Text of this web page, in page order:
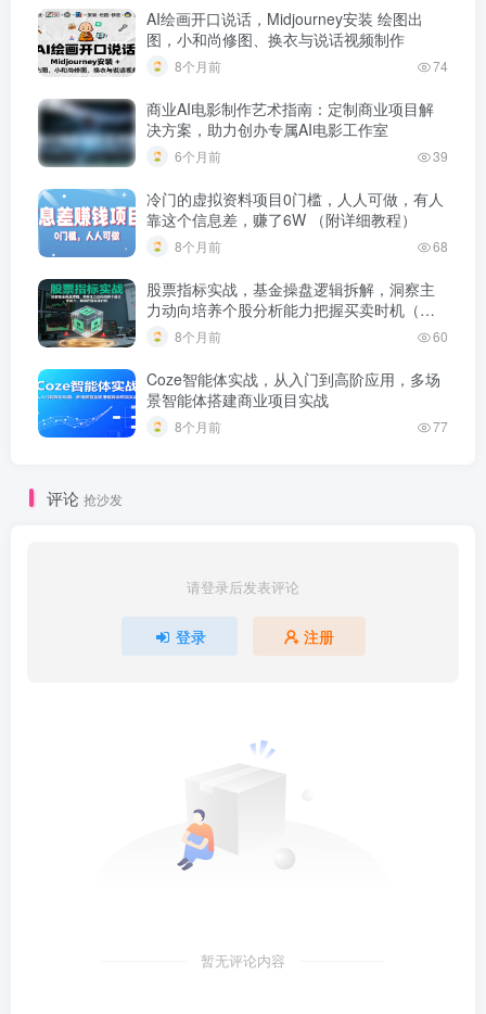
AI绘画开口说话，Midjourney安装 绘图出
图，小和尚修图、换衣与说话视频制作
8个月前 74
商业AI电影制作艺术指南：定制商业项目解
决方案，助力创办专属AI电影工作室
6个月前 39
冷门的虚拟资料项目0门槛，人人可做，有人
靠这个信息差，赚了6W （附详细教程）
8个月前 68
股票指标实战，基金操盘逻辑拆解，洞察主
力动向培养个股分析能力把握买卖时机（更
新）8个月前 60
Coze智能体实战，从入门到高阶应用，多场
景智能体搭建商业项目实战
8个月前 77
评论 抢沙发
请登录后发表评论
登录 注册
暂无评论内容